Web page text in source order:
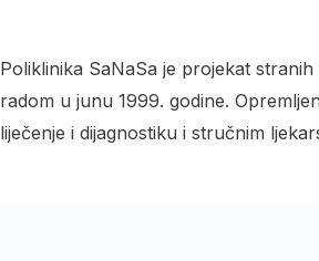
Poliklinika SaNaSa je projekat
radom u junu 1999. godine.
liječenje i dijagnostiku i stručnim